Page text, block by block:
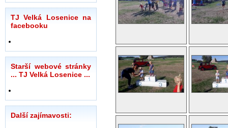
TJ Velká Losenice na
facebooku
Starší webové stránky
... TJ Velká Losenice ...
Další zajímavosti: